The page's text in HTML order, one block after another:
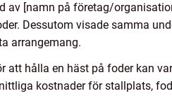
av [namn på företag/
Dessutom visade samma
arrangemang.
att hålla en häst på foder kan
kostnader för stallplats,